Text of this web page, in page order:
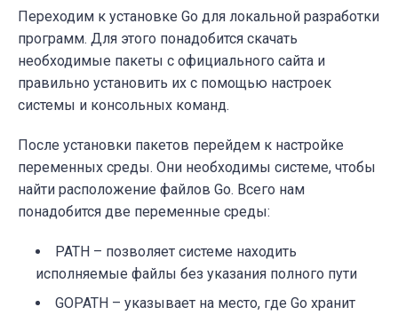
Переходим к установке Go для локальной разработки
программ. Для этого понадобится скачать
необходимые пакеты с официального сайта и
правильно установить их с помощью настроек
системы и консольных команд.
После установки пакетов перейдем к настройке
переменных среды. Они необходимы системе, чтобы
найти расположение файлов Go. Всего нам
понадобится две переменные среды:
PATH – позволяет системе находить
исполняемые файлы без указания полного пути
GOPATH – указывает на место, где Go хранит